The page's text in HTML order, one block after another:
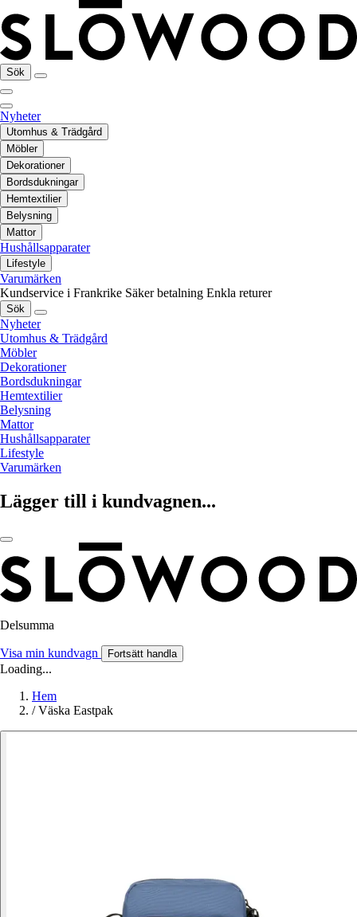
Sök
Nyheter
Utomhus & Trädgård
Möbler
Dekorationer
Bordsdukningar
Hemtextilier
Belysning
Mattor
Hushållsapparater
Lifestyle
Varumärken
Kundservice i Frankrike Säker betalning Enkla returer
Sök
Nyheter
Utomhus & Trädgård
Möbler
Dekorationer
Bordsdukningar
Hemtextilier
Belysning
Mattor
Hushållsapparater
Lifestyle
Varumärken
Lägger till i kundvagnen...
Delsumma
Visa min kundvagn Fortsätt handla
Loading...
Hem
/ Väska Eastpak